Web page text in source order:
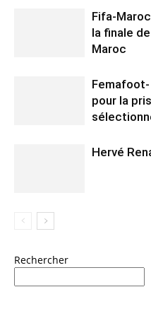
Fifa-
la finale
Maroc
Femafoot-
pour la
Hervé
Rechercher